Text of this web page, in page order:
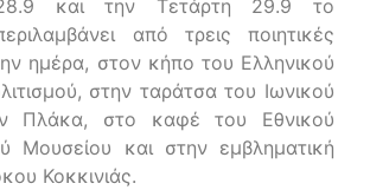
και την Τετάρτη 29.9 το
από τρεις ποιητικές
ημέρα, στον κήπο του Ελληνικού
στην ταράτσα του Ιωνικού
Πλάκα, στο καφέ του Εθνικού
Μουσείου και στην εμβληματική
Κοκκινιάς.